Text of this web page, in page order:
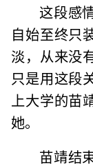
这段感
自始至终只
淡，从来没
只是用这段
上大学的苗
她。
苗靖结